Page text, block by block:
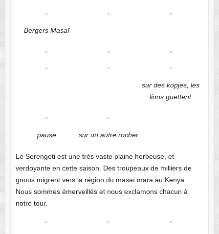
Bergers Masaï
sur des kopjes, les
lions guettent
pause sur un autre rocher
Le Serengeti est une très vaste plaine herbeuse, et
verdoyante en cette saison. Des troupeaux de milliers de
gnous migrent vers la région du masaï mara au Kenya.
Nous sommes émerveillés et nous exclamons chacun à
notre tour.